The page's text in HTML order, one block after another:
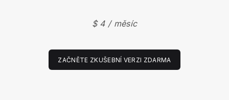
$ 4 / měsíc
ZAČNĚTE ZKUŠEBNÍ VERZI ZDARMA